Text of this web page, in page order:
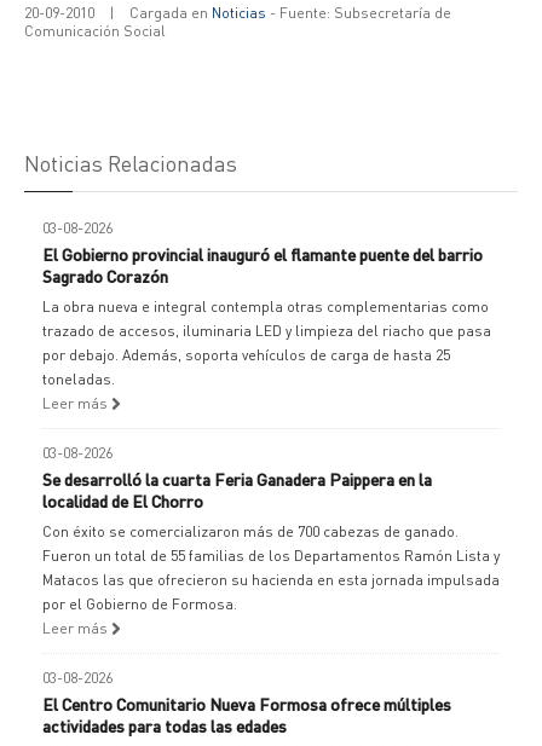
20-09-2010 | Cargada en Noticias - Fuente: Subsecretaría de
Comunicación Social
Noticias Relacionadas
03-08-2026
El Gobierno provincial inauguró el flamante puente del barrio
Sagrado Corazón
La obra nueva e integral contempla otras complementarias como
trazado de accesos, iluminaria LED y limpieza del riacho que pasa
por debajo. Además, soporta vehículos de carga de hasta 25
toneladas.
Leer más
03-08-2026
Se desarrolló la cuarta Feria Ganadera Paippera en la
localidad de El Chorro
Con éxito se comercializaron más de 700 cabezas de ganado.
Fueron un total de 55 familias de los Departamentos Ramón Lista y
Matacos las que ofrecieron su hacienda en esta jornada impulsada
por el Gobierno de Formosa.
Leer más
03-08-2026
El Centro Comunitario Nueva Formosa ofrece múltiples
actividades para todas las edades